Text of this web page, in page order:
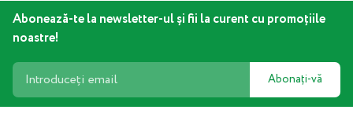
Abonează-te la newsletter-ul și fii la curent cu promoțiile
noastre!
Abonați-vă